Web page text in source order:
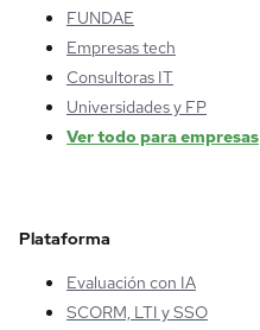
FUNDAE
Empresas tech
Consultoras IT
Universidades y FP
Ver todo para empresas
Plataforma
Evaluación con IA
SCORM, LTI y SSO